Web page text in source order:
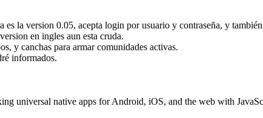
es la version 0.05, acepta login por usuario y contraseña, y
en ingles aun esta cruda.
y canchas para armar comunidades activas.
informados.
universal native apps for Android, iOS, and the web with